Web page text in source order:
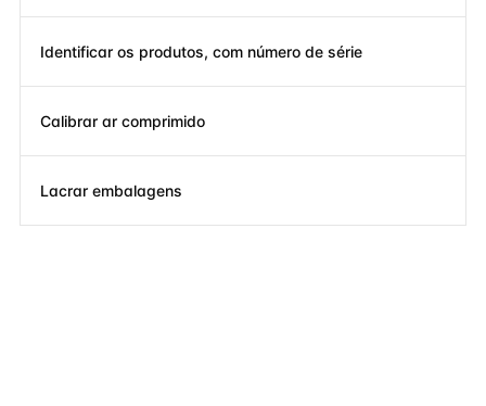
Identificar os produtos, com número de série
Calibrar ar comprimido
Lacrar embalagens